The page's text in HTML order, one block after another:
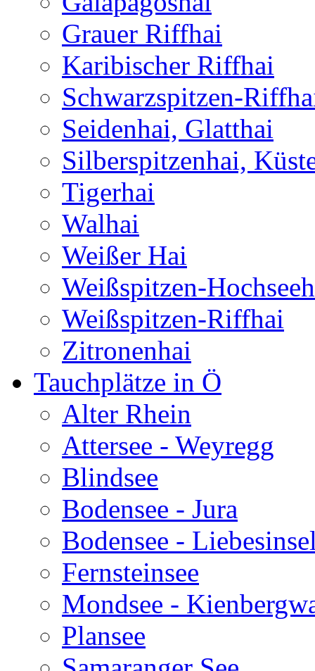
Grauer Riffhai
Karibischer Riffhai
Schwarzspitzen-
Seidenhai, Glatthai
Silberspitzenhai,
Tigerhai
Walhai
Weißer Hai
Weißspitzen-
Weißspitzen-Riffhai
Zitronenhai
Tauchplätze in Ö
Alter Rhein
Attersee - Weyregg
Blindsee
Bodensee - Jura
Bodensee -
Fernsteinsee
Mondsee -
Plansee